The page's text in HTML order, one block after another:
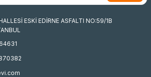
ESKİ EDİRNE ASFALTI NO:59/1B